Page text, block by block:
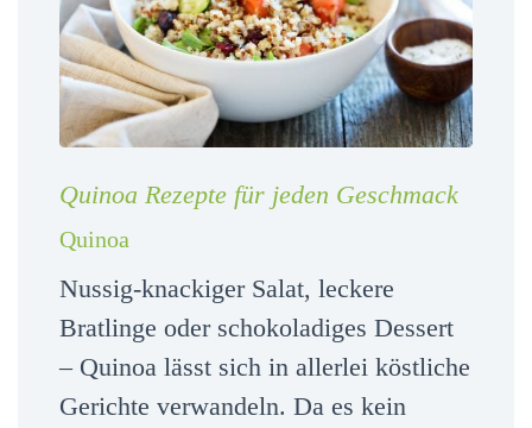
Quinoa Rezepte für jeden Geschmack
Quinoa
Nussig-knackiger Salat, leckere
Bratlinge oder schokoladiges Dessert
– Quinoa lässt sich in allerlei köstliche
Gerichte verwandeln. Da es kein